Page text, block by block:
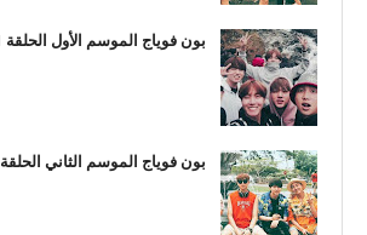
بون فوياج الموسم الأول الحلقة 1 مترجم للعربية
بون فوياج الموسم الثاني الحلقة 1 مترجمة للعربية